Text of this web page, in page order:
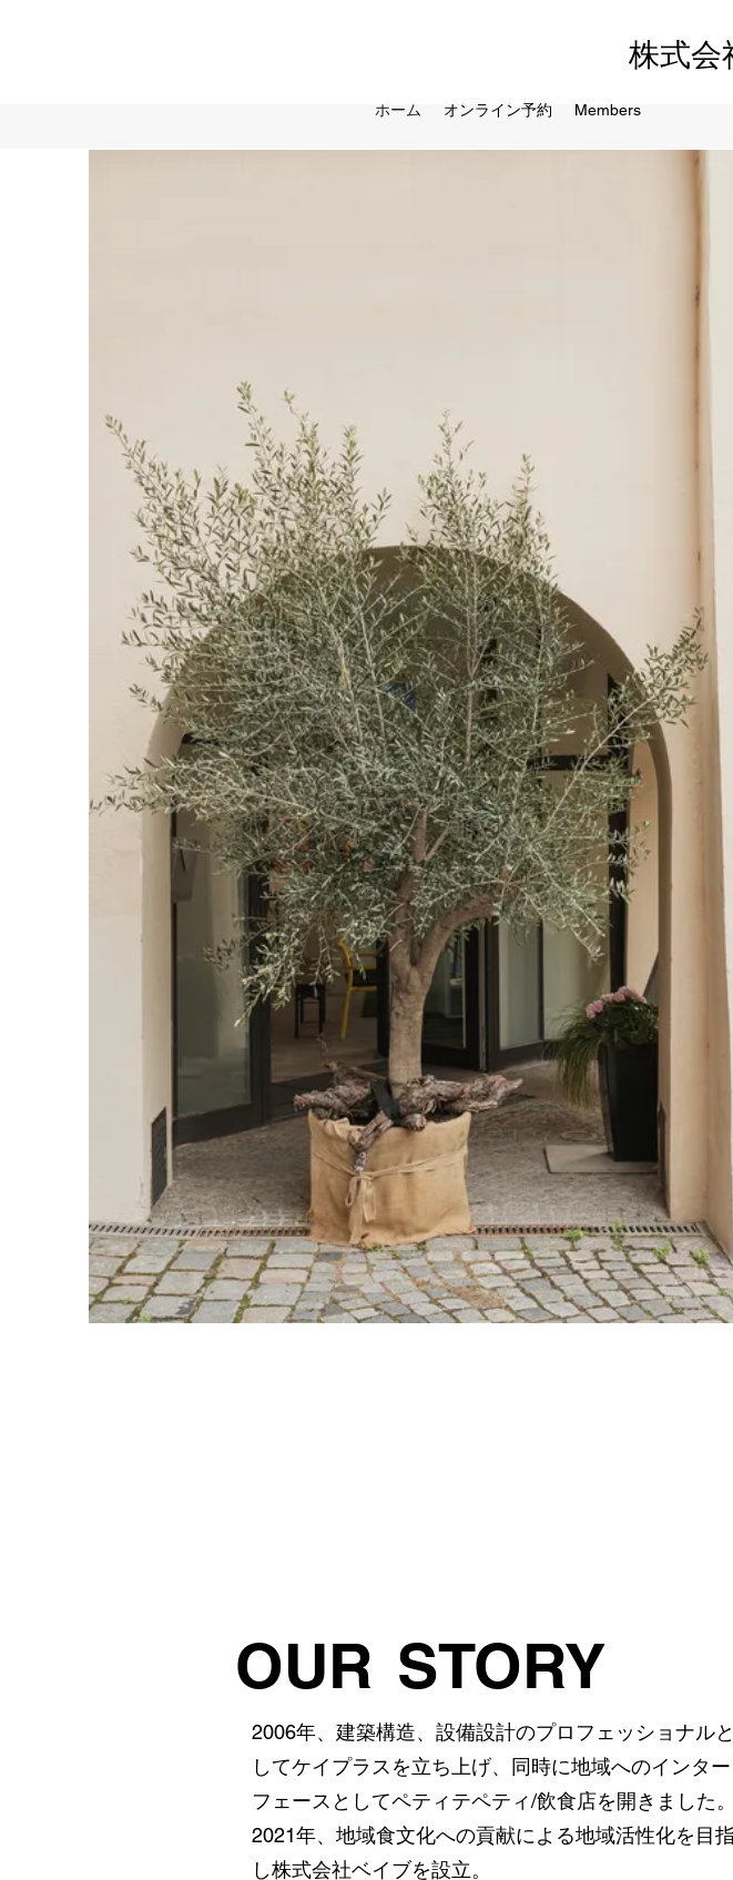
株式会
ホーム オンライン予約 Members
OUR STORY
2006年、建築構造、設備設計のプロフェッショナルと
してケイプラスを立ち上げ、同時に地域へのインター
フェースとしてペティテペティ/飲食店を開きました。
2021年、地域食文化への貢献による地域活性化を目指
し株式会社ベイブを設立。